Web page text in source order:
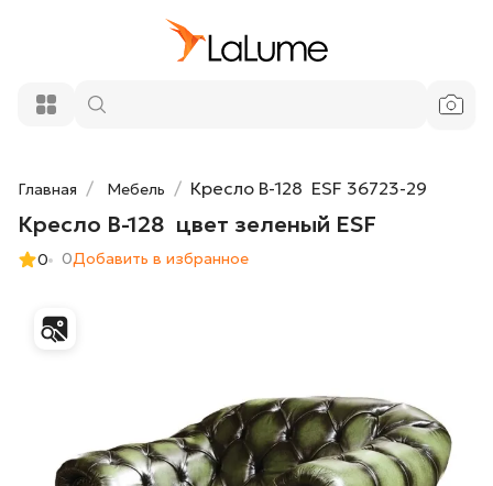
Главная Мебель Кресло B-128 ESF 36723-29
Кресло B-128 цвет зеленый ESF
0 0Добавить в избранное
Кресло B-128 цвет зеленый ESF